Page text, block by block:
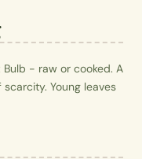
Bulb - raw or cooked. A
Young leaves